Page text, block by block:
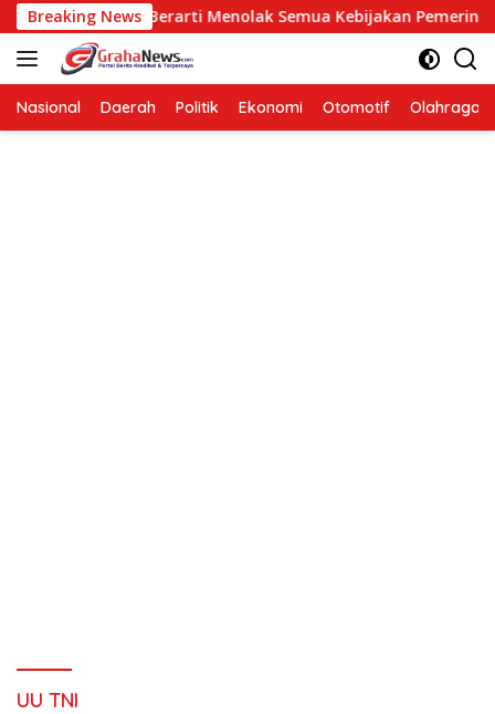
Langsung
ke
konten
Breaking News
Bukan Berarti Menolak Semua Kebijakan Pemerintah
Nasional Daerah Politik Ekonomi Otomotif Olahraga
UU TNI